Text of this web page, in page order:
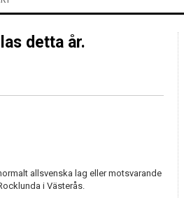
detta år.
allsvenska lag eller motsvarande
i Västerås.